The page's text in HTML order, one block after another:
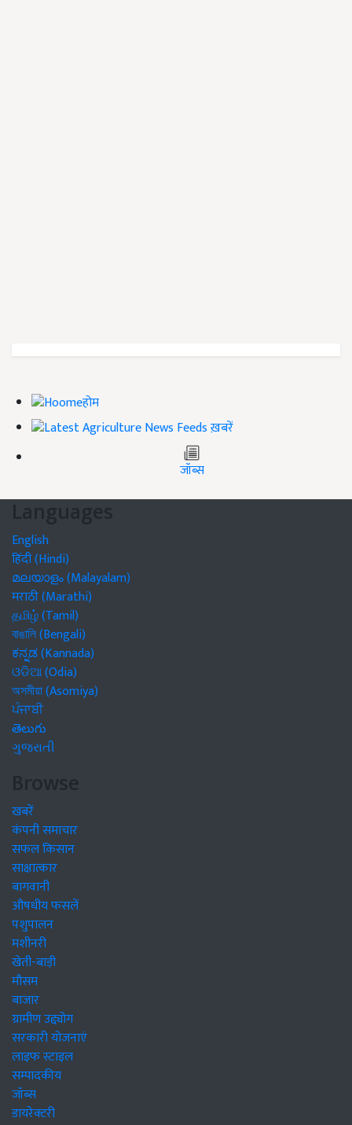
होम
ख़बरें
जॉब्स
Languages
English
हिंदी (Hindi)
മലയാളം (Malayalam)
मराठी (Marathi)
தமிழ் (Tamil)
বাঙালি (Bengali)
ಕನ್ನಡ (Kannada)
ଓଡିଆ (Odia)
অসমীয়া (Asomiya)
ਪੰਜਾਬੀ
తెలుగు
ગુજરાતી
Browse
खबरें
कंपनी समाचार
सफल किसान
साक्षात्कार
बागवानी
औषधीय फसलें
पशुपालन
मशीनरी
खेती-बाड़ी
मौसम
बाजार
ग्रामीण उद्द्योग
सरकारी योजनाएं
लाइफ स्टाइल
सम्पादकीय
जॉब्स
डायरेक्टरी